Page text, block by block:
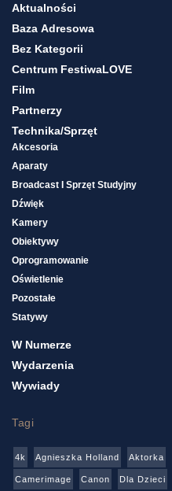
Aktualności
Baza Adresowa
Bez Kategorii
Centrum FestiwaLOVE
Film
Partnerzy
Technika/sprzęt
Akcesoria
Aparaty
Broadcast I Sprzęt Studyjny
Dźwięk
Kamery
Obiektywy
Oprogramowanie
Oświetlenie
Pozostałe
Statywy
W Numerze
Wydarzenia
Wywiady
Tagi
4k Agnieszka Holland Aktorka
Camerimage Canon Dla Dzieci